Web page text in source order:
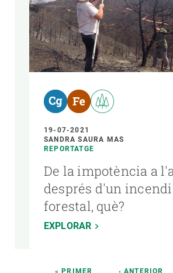
19-07-2021
SANDRA SAURA MAS
REPORTATGE
De la impotència a
després d'un incendi
forestal, què?
EXPLORAR
PaginacióPRIMERA
« PRIMER
PÀGINA
‹ ANTERIOR